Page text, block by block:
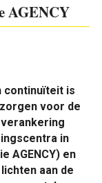
AGENCY
continuïteit is
voor de
in
AGENCY) en
aan de